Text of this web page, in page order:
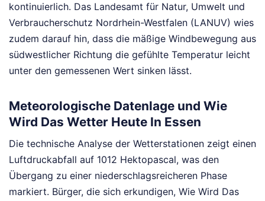
kontinuierlich. Das Landesamt für Natur, Umwelt und
Verbraucherschutz Nordrhein-Westfalen (LANUV) wies
zudem darauf hin, dass die mäßige Windbewegung aus
südwestlicher Richtung die gefühlte Temperatur leicht
unter den gemessenen Wert sinken lässt.
Meteorologische Datenlage und Wie
Wird Das Wetter Heute In Essen
Die technische Analyse der Wetterstationen zeigt einen
Luftdruckabfall auf 1012 Hektopascal, was den
Übergang zu einer niederschlagsreicheren Phase
markiert. Bürger, die sich erkundigen, Wie Wird Das